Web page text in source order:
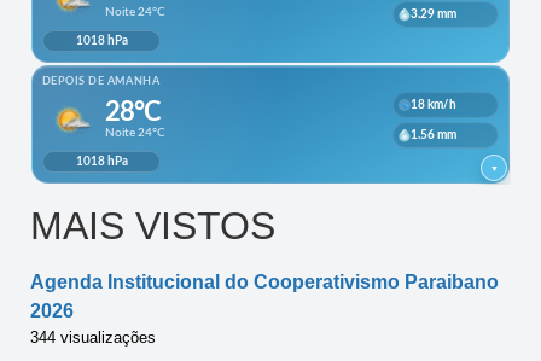
MAIS VISTOS
Agenda Institucional do Cooperativismo Paraibano
2026
344 visualizações